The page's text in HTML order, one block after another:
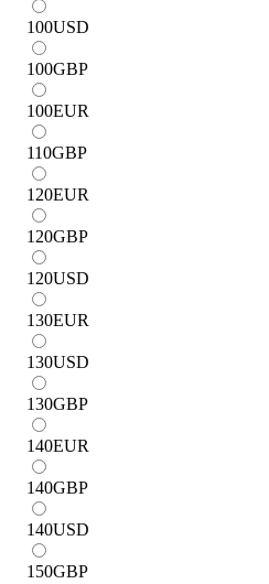
100USD
100GBP
100EUR
110GBP
120EUR
120GBP
120USD
130EUR
130USD
130GBP
140EUR
140GBP
140USD
150GBP